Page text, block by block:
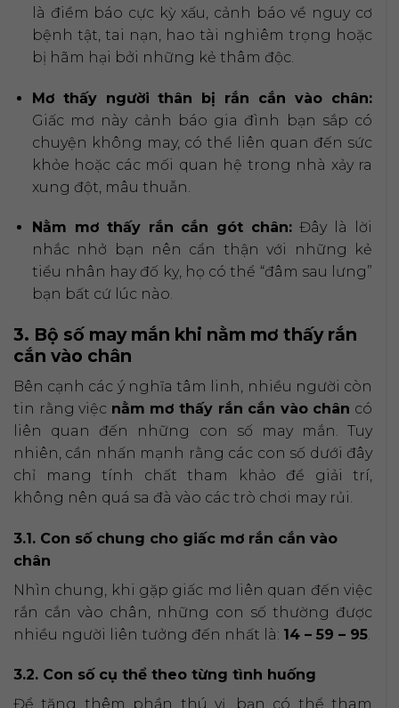
là điềm báo cực kỳ xấu, cảnh báo về nguy cơ
bệnh tật, tai nạn, hao tài nghiêm trọng hoặc
bị hãm hại bởi những kẻ thâm độc.
Mơ thấy người thân bị rắn cắn vào chân:
Giấc mơ này cảnh báo gia đình bạn sắp có
chuyện không may, có thể liên quan đến sức
khỏe hoặc các mối quan hệ trong nhà xảy ra
xung đột, mâu thuẫn.
Nằm mơ thấy rắn cắn gót chân: Đây là lời
nhắc nhở bạn nên cẩn thận với những kẻ
tiểu nhân hay đố kỵ, họ có thể “đâm sau lưng”
bạn bất cứ lúc nào.
3. Bộ số may mắn khi nằm mơ thấy rắn
cắn vào chân
Bên cạnh các ý nghĩa tâm linh, nhiều người còn
tin rằng việc nằm mơ thấy rắn cắn vào chân có
liên quan đến những con số may mắn. Tuy
nhiên, cần nhấn mạnh rằng các con số dưới đây
chỉ mang tính chất tham khảo để giải trí,
không nên quá sa đà vào các trò chơi may rủi.
3.1. Con số chung cho giấc mơ rắn cắn vào
chân
Nhìn chung, khi gặp giấc mơ liên quan đến việc
rắn cắn vào chân, những con số thường được
nhiều người liên tưởng đến nhất là: 14 – 59 – 95
3.2. Con số cụ thể theo từng tình huống
Để tăng thêm phần thú vị, bạn có thể tham